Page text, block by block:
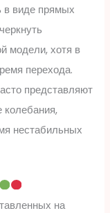
в виде прямых
модели, хотя в
перехода.
представляют
нестабильных
на